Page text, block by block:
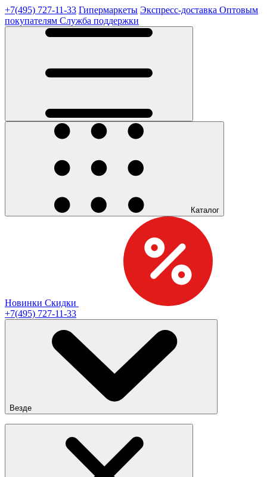
+7(495) 727-11-33 Гипермаркеты Экспресс-доставка Оптовым
покупателям Служба поддержки
Каталог
Новинки Скидки
+7(495) 727-11-33
Везде